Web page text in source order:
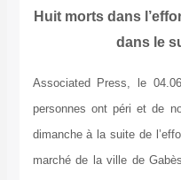
Huit morts dans
dans le
Associated Press, le
personnes ont péri et de
dimanche à la suite de
marché de la ville de